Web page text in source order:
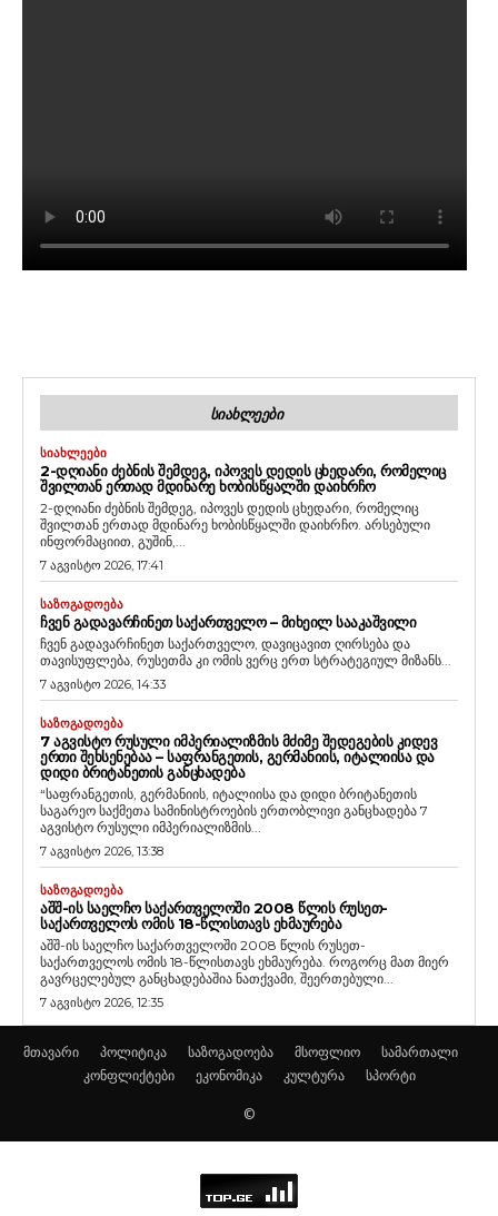
ᲡᲘᲐᲮᲚᲔᲔᲑᲘ
ᲡᲘᲐᲮᲚᲔᲔᲑᲘ
2-ᲓᲦᲘᲐᲜᲘ ᲫᲔᲑᲜᲘᲡ ᲨᲔᲛᲓᲔᲒ, ᲘᲞᲝᲕᲔᲡ ᲓᲔᲓᲘᲡ ᲪᲮᲔᲓᲐᲠᲘ, ᲠᲝᲛᲔᲚᲘᲪ
ᲨᲕᲘᲚᲗᲐᲜ ᲔᲠᲗᲐᲓ ᲛᲓᲘᲜᲐᲠᲔ ᲮᲝᲑᲘᲡᲬᲧᲐᲚᲨᲘ ᲓᲐᲘᲮᲠᲩᲝ
2-დღიანი ძებნის შემდეგ, იპოვეს დედის ცხედარი, რომელიც
შვილთან ერთად მდინარე ხობისწყალში დაიხრჩო. არსებული
ინფორმაციით, გუშინ,...
7 აგვისტო 2026, 17:41
ᲡᲐᲖᲝᲒᲐᲓᲝᲔᲑᲐ
ᲩᲕᲔᲜ ᲒᲐᲓᲐᲕᲐᲠᲩᲘᲜᲔᲗ ᲡᲐᲥᲐᲠᲗᲕᲔᲚᲝ – ᲛᲘᲮᲔᲘᲚ ᲡᲐᲐᲙᲐᲨᲕᲘᲚᲘ
ჩვენ გადავარჩინეთ საქართველო, დავიცავით ღირსება და
თავისუფლება, რუსეთმა კი ომის ვერც ერთ სტრატეგიულ მიზანს...
7 აგვისტო 2026, 14:33
ᲡᲐᲖᲝᲒᲐᲓᲝᲔᲑᲐ
7 ᲐᲒᲕᲘᲡᲢᲝ ᲠᲣᲡᲣᲚᲘ ᲘᲛᲞᲔᲠᲘᲐᲚᲘᲖᲛᲘᲡ ᲛᲫᲘᲛᲔ ᲨᲔᲓᲔᲒᲔᲑᲘᲡ ᲙᲘᲓᲔᲕ
ᲔᲠᲗᲘ ᲨᲔᲮᲡᲔᲜᲔᲑᲐᲐ – ᲡᲐᲤᲠᲐᲜᲒᲔᲗᲘᲡ, ᲒᲔᲠᲛᲐᲜᲘᲘᲡ, ᲘᲢᲐᲚᲘᲘᲡᲐ ᲓᲐ
ᲓᲘᲓᲘ ᲑᲠᲘᲢᲐᲜᲔᲗᲘᲡ ᲒᲐᲜᲪᲮᲐᲓᲔᲑᲐ
“საფრანგეთის, გერმანიის, იტალიისა და დიდი ბრიტანეთის
საგარეო საქმეთა სამინისტროების ერთობლივი განცხადება 7
აგვისტო რუსული იმპერიალიზმის...
7 აგვისტო 2026, 13:38
ᲡᲐᲖᲝᲒᲐᲓᲝᲔᲑᲐ
ᲐᲨᲨ-ᲘᲡ ᲡᲐᲔᲚᲩᲝ ᲡᲐᲥᲐᲠᲗᲕᲔᲚᲝᲨᲘ 2008 ᲬᲚᲘᲡ ᲠᲣᲡᲔᲗ-
ᲡᲐᲥᲐᲠᲗᲕᲔᲚᲝᲡ ᲝᲛᲘᲡ 18-ᲬᲚᲘᲡᲗᲐᲕᲡ ᲔᲮᲛᲐᲣᲠᲔᲑᲐ
აშშ-ის საელჩო საქართველოში 2008 წლის რუსეთ-
საქართველოს ომის 18-წლისთავს ეხმაურება. როგორც მათ მიერ
გავრცელებულ განცხადებაშია ნათქვამი, შეერთებული...
7 აგვისტო 2026, 12:35
მთავარი პოლიტიკა საზოგადოება მსოფლიო
სამართალი
კონფლიქტები
ეკონომიკა კულტურა სპორტი
©